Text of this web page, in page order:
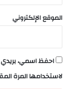
الموقع الإلكتروني
احفظ اسمي، بريدي
لاستخدامها المرة